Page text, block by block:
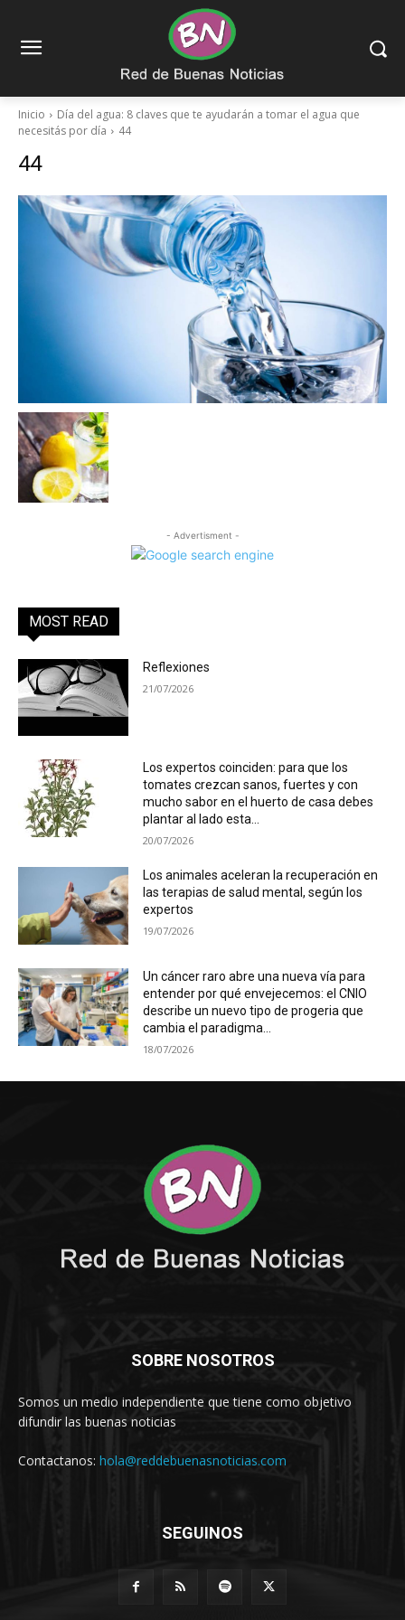
Inicio
Día del agua: 8 claves que te ayudarán a tomar el agua que
necesitás por día
44
44
- Advertisment -
MOST READ
Reflexiones
21/07/2026
Los expertos coinciden: para que los
tomates crezcan sanos, fuertes y con
mucho sabor en el huerto de casa debes
plantar al lado esta...
20/07/2026
Los animales aceleran la recuperación en
las terapias de salud mental, según los
expertos
19/07/2026
Un cáncer raro abre una nueva vía para
entender por qué envejecemos: el CNIO
describe un nuevo tipo de progeria que
cambia el paradigma...
18/07/2026
SOBRE NOSOTROS
Somos un medio independiente que tiene como objetivo
difundir las buenas noticias
Contactanos: hola@reddebuenasnoticias.com
SEGUINOS